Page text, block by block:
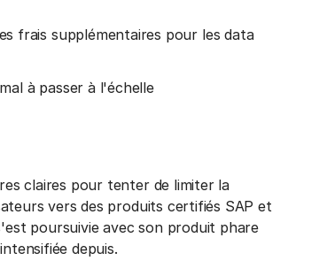
frais supplémentaires pour les data
à passer à l'échelle
claires pour tenter de limiter la
vers des produits certifiés SAP et
poursuivie avec son produit phare
depuis.